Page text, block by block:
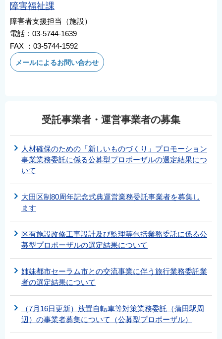
障害福祉課
障害者支援担当（施設）
電話：03-5744-1639
FAX ：03-5744-1592
メールによるお問い合わせ
受託事業者・運営事業者の募集
人材確保のための「新しいものづくり」プロモーション
事業業務委託に係る公募型プロポーザルの選定結果につ
いて
大田区制80周年記念式典運営業務委託事業者を募集し
ます
区有施設改修工事設計及び監理等包括業務委託に係る公
募型プロポーザルの選定結果について
姉妹都市セーラム市との交流事業に伴う旅行業務委託業
者の選定結果について
（7月16日更新）放置自転車等対策業務委託（蒲田駅周
辺）の事業者募集について（公募型プロポーザル）